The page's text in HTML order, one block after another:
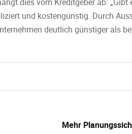
und kostengünstig. Durch
deutlich günstiger als
Mehr